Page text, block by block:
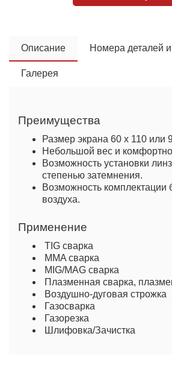
Описание Номера деталей
Галерея
Преимущества
Размер экрана 60 x 110 или
Небольшой вес и
Возможность установки
степенью затемнения.
Возможность комплектации
воздуха.
Применение
TIG сварка
MMA сварка
MIG/MAG сварка
Плазменная сварка,
Воздушно-дуговая строжка
Газосварка
Газорезка
Шлифовка/Зачистка